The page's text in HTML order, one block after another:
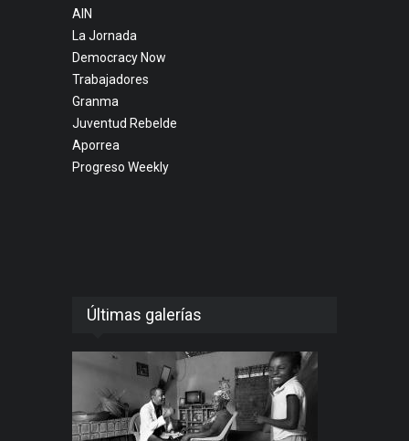
AIN
La Jornada
Democracy Now
Trabajadores
Granma
Juventud Rebelde
Aporrea
Progreso Weekly
Últimas galerías